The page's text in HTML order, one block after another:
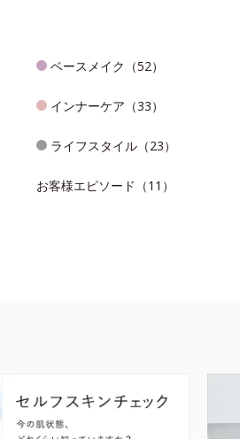
ベースメイク（52）
インナーケア（33）
ライフスタイル（23）
お客様エピソード（11）